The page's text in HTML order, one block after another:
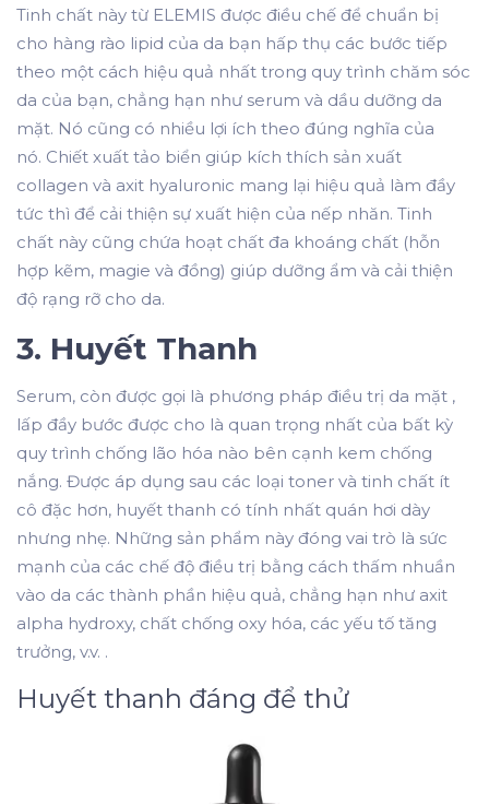
Tinh chất này từ ELEMIS được điều chế để chuẩn bị
cho hàng rào lipid của da bạn hấp thụ các bước tiếp
theo một cách hiệu quả nhất trong quy trình chăm sóc
da của bạn, chẳng hạn như serum và dầu dưỡng da
mặt. Nó cũng có nhiều lợi ích theo đúng nghĩa của
nó. Chiết xuất tảo biển giúp kích thích sản xuất
collagen và axit hyaluronic mang lại hiệu quả làm đầy
tức thì để cải thiện sự xuất hiện của nếp nhăn. Tinh
chất này cũng chứa hoạt chất đa khoáng chất (hỗn
hợp kẽm, magie và đồng) giúp dưỡng ẩm và cải thiện
độ rạng rỡ cho da.
3. Huyết Thanh
Serum, còn được gọi là phương pháp điều trị da mặt ,
lấp đầy bước được cho là quan trọng nhất của bất kỳ
quy trình chống lão hóa nào bên cạnh kem chống
nắng. Được áp dụng sau các loại toner và tinh chất ít
cô đặc hơn, huyết thanh có tính nhất quán hơi dày
nhưng nhẹ. Những sản phẩm này đóng vai trò là sức
mạnh của các chế độ điều trị bằng cách thấm nhuần
vào da các thành phần hiệu quả, chẳng hạn như axit
alpha hydroxy, chất chống oxy hóa, các yếu tố tăng
trưởng, v.v. .
Huyết thanh đáng để thử